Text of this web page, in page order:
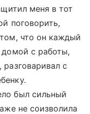
меня в тот
поговорить,
что он каждый
домой с работы,
с
был сильный
не соизволила